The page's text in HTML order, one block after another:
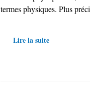
termes physiques. Plus
Lire la suite